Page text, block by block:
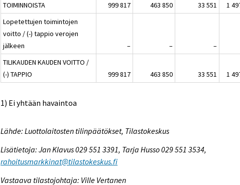
TOIMINNOISTA
999 817 463 850 33 551
1
Lopetettujen toimintojen
voitto / (-) tappio verojen
jälkeen
– –
–
TILIKAUDEN KAUDEN VOITTO /
(-) TAPPIO
999 817 463 850 33 551 1
1) Ei yhtään havaintoa
Lähde: Luottolaitosten tilinpäätökset, Tilastokeskus
Lisätietoja: Jan Klavus 029 551 3391, Tarja Husso 029 551 3534,
rahoitusmarkkinat@tilastokeskus.fi
Vastaava tilastojohtaja: Ville Vertanen